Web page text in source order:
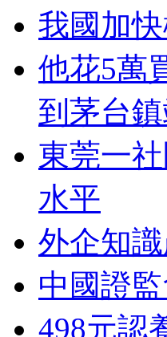
我國加
他花5萬
到茅台
東莞一
水平
外企知
中國證
498元認